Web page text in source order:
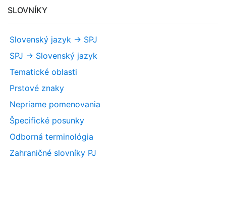
SLOVNÍKY
Slovenský jazyk -> SPJ
SPJ -> Slovenský jazyk
Tematické oblasti
Prstové znaky
Nepriame pomenovania
Špecifické posunky
Odborná terminológia
Zahraničné slovníky PJ